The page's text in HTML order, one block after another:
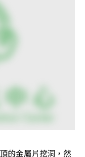
的金屬片挖洞，然